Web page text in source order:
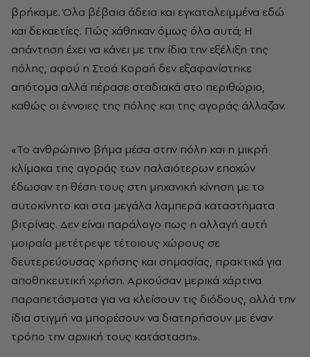
βρήκαμε. Όλα βέβαια άδεια και εγκαταλειμμένα εδώ
και δεκαετίες. Πώς χάθηκαν όμως όλα αυτά; Η
απάντηση έχει να κάνει με την ίδια την εξέλιξη της
πόλης, αφού η Στοά Κοραή δεν εξαφανίστηκε
απότομα αλλά πέρασε σταδιακά στο περιθώριο,
καθώς οι έννοιες της πόλης και της αγοράς άλλαζαν.
«Το ανθρώπινο βήμα μέσα στην πόλη και η μικρή
κλίμακα της αγοράς των παλαιότερων εποχών
έδωσαν τη θέση τους στη μηχανική κίνηση με το
αυτοκίνητο και στα μεγάλα λαμπερά καταστήματα
βιτρίνας. Δεν είναι παράλογο πως η αλλαγή αυτή
μοιραία μετέτρεψε τέτοιους χώρους σε
δευτερεύουσας χρήσης και σημασίας, πρακτικά για
αποθηκευτική χρήση. Αρκούσαν μερικά χάρτινα
παραπετάσματα για να κλείσουν τις διόδους, αλλά την
ίδια στιγμή να μπορέσουν να διατηρήσουν με έναν
τρόπο την αρχική τους κατάσταση».